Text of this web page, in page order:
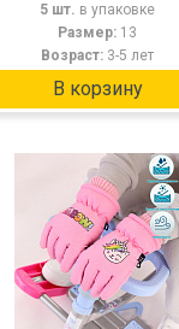
5 шт. в упаковке
Размер: 13
Возраст: 3-5 лет